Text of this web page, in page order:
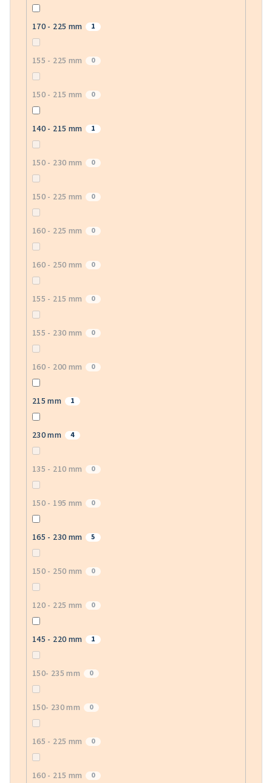
170 - 225 mm 1
155 - 225 mm 0
150 - 215 mm 0
140 - 215 mm 1
150 - 230 mm 0
150 - 225 mm 0
160 - 225 mm 0
160 - 250 mm 0
155 - 215 mm 0
155 - 230 mm 0
160 - 200 mm 0
215 mm 1
230 mm 4
135 - 210 mm 0
150 - 195 mm 0
165 - 230 mm 5
150 - 250 mm 0
120 - 225 mm 0
145 - 220 mm 1
150- 235 mm 0
150- 230 mm 0
165 - 225 mm 0
160 - 215 mm 0